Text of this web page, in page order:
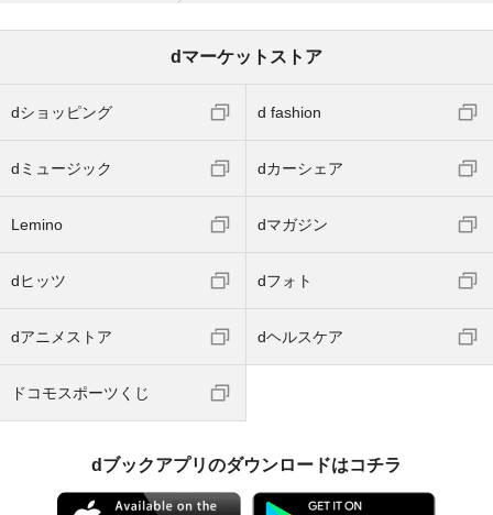
dマーケットストア
dショッピング d fashion
dミュージック dカーシェア
Lemino dマガジン
dヒッツ dフォト
dアニメストア dヘルスケア
ドコモスポーツくじ
dブックアプリのダウンロードはコチラ